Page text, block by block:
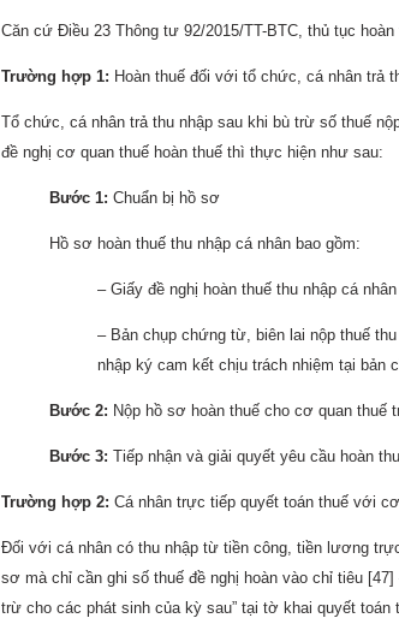
Căn cứ Điều 23 Thông tư 92/2015/TT-BTC, thủ tục
Trường hợp 1: Hoàn thuế đối với tổ chức, cá nhân trả
Tổ chức, cá nhân trả thu nhập sau khi bù trừ số thuế
đề nghị cơ quan thuế hoàn thuế thì thực hiện như sau:
Bước 1: Chuẩn bị hồ sơ
Hồ sơ hoàn thuế thu nhập cá nhân bao gồm:
– Giấy đề nghị hoàn thuế thu nhập cá
– Bản chụp chứng từ, biên lai nộp thuế
nhập ký cam kết chịu trách nhiệm tại bản
Bước 2: Nộp hồ sơ hoàn thuế cho cơ quan thuế
Bước 3: Tiếp nhận và giải quyết yêu cầu hoàn
Trường hợp 2: Cá nhân trực tiếp quyết toán thuế với
Đối với cá nhân có thu nhập từ tiền công, tiền lương
sơ mà chỉ cần ghi số thuế đề nghị hoàn vào chỉ tiêu
trừ cho các phát sinh của kỳ sau” tại tờ khai quyết toán